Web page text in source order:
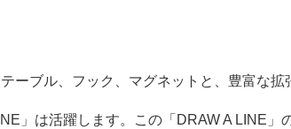
ブル、フック、マグネットと、豊富な拡
」は活躍します。この「DRAW A LINE